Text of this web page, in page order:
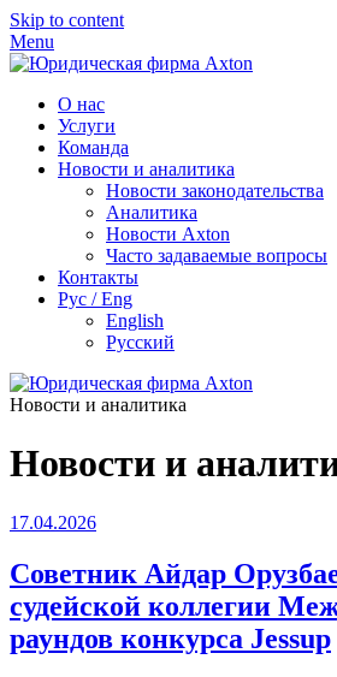
Skip to content
Menu
О нас
Услуги
Команда
Новости и аналитика
Новости законодательства
Аналитика
Новости Axton
Часто задаваемые вопросы
Контакты
Рус / Eng
English
Русский
Новости и аналитика
Новости и
17.04.2026
Советник Айдар
судейской коллегии
раундов конкурса Jessup